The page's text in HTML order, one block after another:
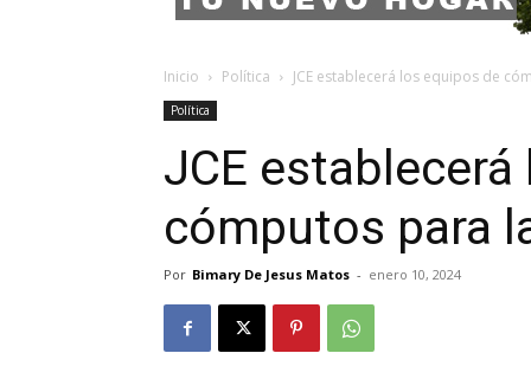
Inicio Política JCE establecerá los equipos de
Política
JCE
cómputos para
Por Bimary De Jesus Matos - enero 10, 2024